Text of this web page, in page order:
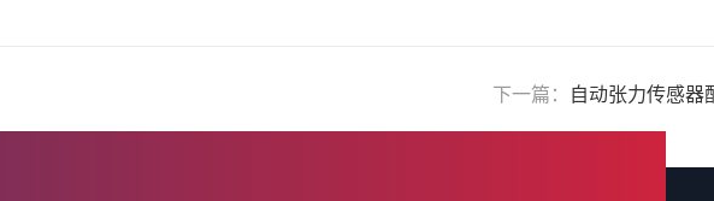
下一篇： 自动张力传感器